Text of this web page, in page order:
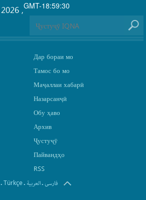
GMT-18:59:30
,
Дар бораи мо
Тамос бо мо
Маҷаллаи хабарӣ
Назарсанҷӣ
Обу ҳаво
Архив
Ҷустуҷӯ
Пайвандҳо
RSS
.Türkçe. العربیة.فارسی